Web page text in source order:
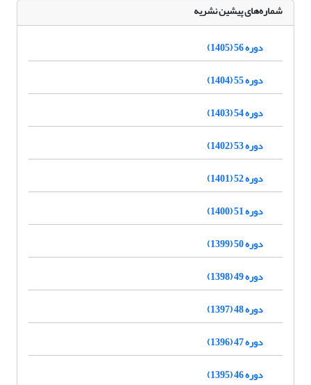
شماره‌های پیشین نشریه
دوره 56 (1405)
دوره 55 (1404)
دوره 54 (1403)
دوره 53 (1402)
دوره 52 (1401)
دوره 51 (1400)
دوره 50 (1399)
دوره 49 (1398)
دوره 48 (1397)
دوره 47 (1396)
دوره 46 (1395)